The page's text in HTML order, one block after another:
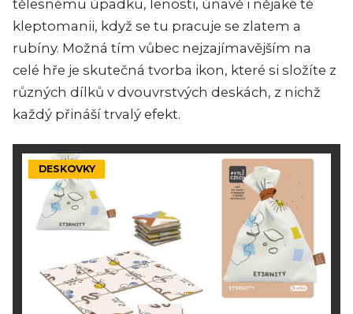
tělesnému úpadku, lenosti, únavě i nějaké té
kleptomanii, když se tu pracuje se zlatem a
rubíny. Možná tím vůbec nejzajímavějším na
celé hře je skutečná tvorba ikon, které si složíte z
různých dílků v dvouvrstvých deskách, z nichž
každý přináší trvalý efekt.
DESKOVKY